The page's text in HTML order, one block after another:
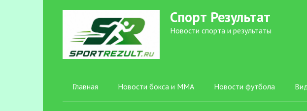
Спорт Результат
Новости спорта и результаты
Главная Новости бокса и ММА Новости футбола